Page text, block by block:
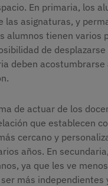
En primaria, los
las asignaturas, y
alumnos tienen
de
deben
de actuar de los
que establecen
cercano y
años. En
ya que les ve
más